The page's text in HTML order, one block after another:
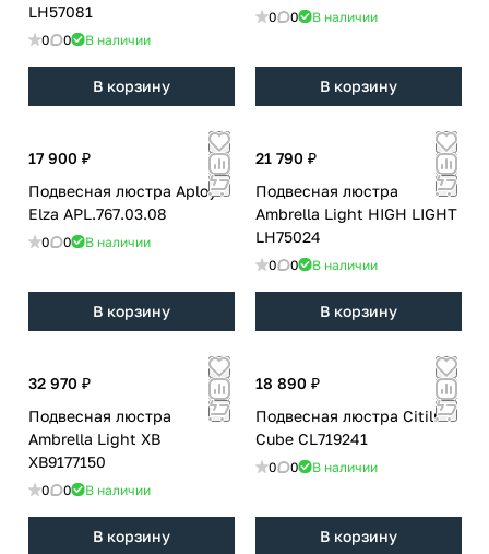
LH57081
0 0 В наличии
В корзину
0 0 В наличии
В корзину
17 900 ₽
Подвесная люстра Aployt
Elza APL.767.03.08
0 0 В наличии
В корзину
21 790 ₽
Подвесная люстра
Ambrella Light HIGH LIGHT
LH75024
0 0 В наличии
В корзину
32 970 ₽
Подвесная люстра
Ambrella Light XB
XB9177150
0 0 В наличии
В корзину
18 890 ₽
Подвесная люстра Citilux
Cube CL719241
0 0 В наличии
В корзину